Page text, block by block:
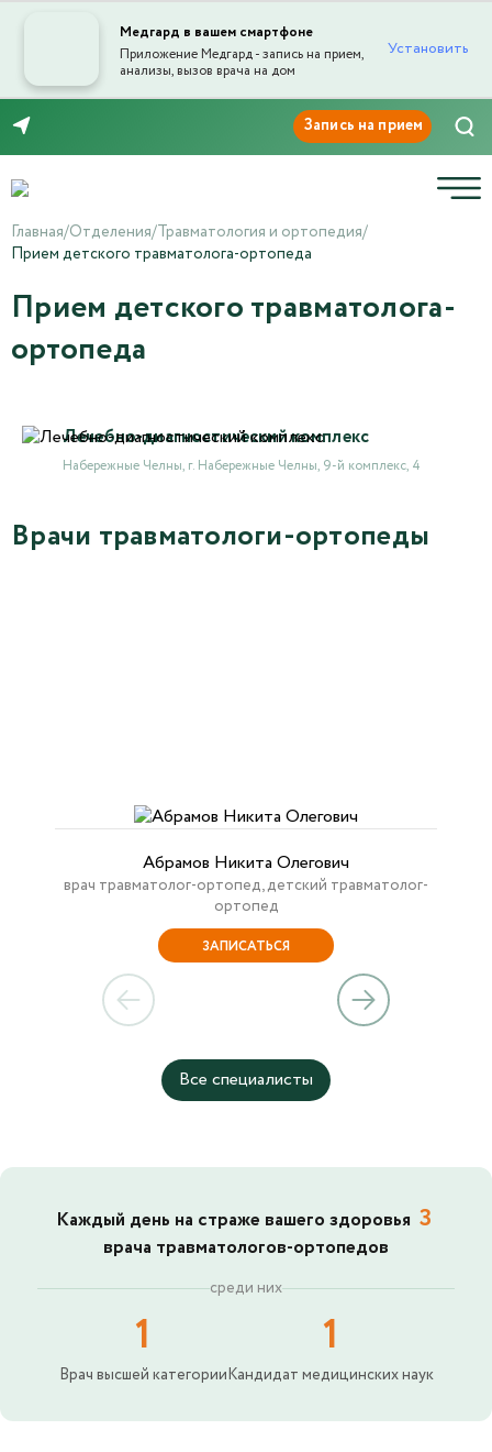
Медгард в вашем смартфоне
Приложение Медгард - запись на прием,
анализы, вызов врача на дом
Установить
Главная/Отделения/Травматология и ортопедия/
Прием детского травматолога-ортопеда
Прием детского травматолога-
ортопеда
Лечебно-диагностический комплекс
Набережные Челны, г. Набережные Челны, 9-й комплекс, 4
Врачи травматологи-ортопеды
Абрамов Никита Олегович
врач травматолог-ортопед, детский травматолог-
ортопед
ЗАПИСАТЬСЯ
Все специалисты
Каждый день на страже вашего здоровья 3
врача травматологов-ортопедов
среди них
1
Врач высшей категории
1
Кандидат медицинских наук